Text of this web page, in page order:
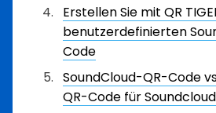
Erstellen Sie mit QR
benutzerdefinierten
Code
SoundCloud-QR-Code
QR-Code für Soundcloud